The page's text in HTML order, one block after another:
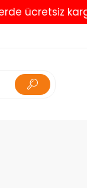
ücretsiz kargo